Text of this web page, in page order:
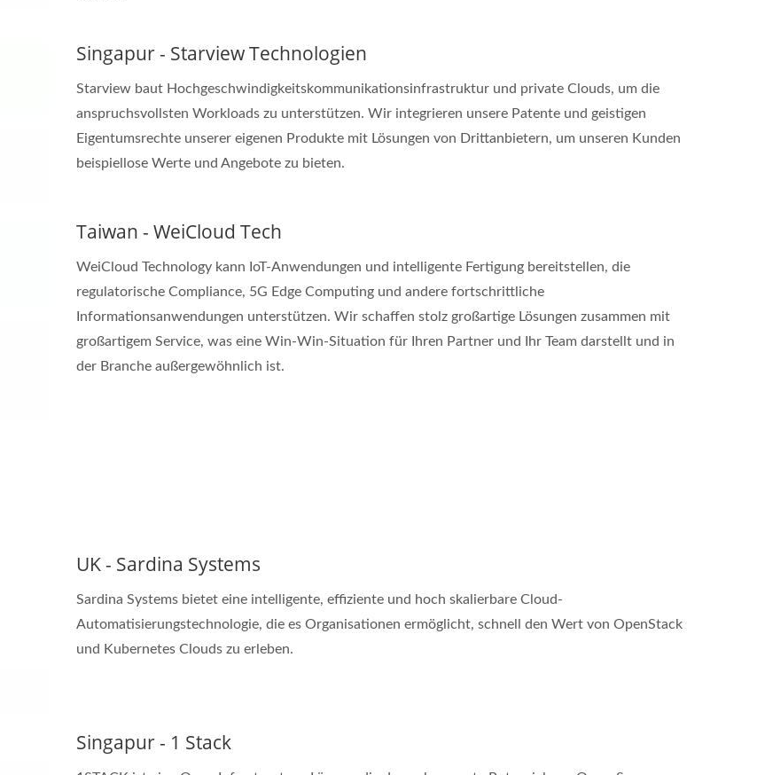
Singapur - Starview Technologien
Starview baut Hochgeschwindigkeitskommunikationsinfrastruktur und private Clouds, um die
anspruchsvollsten Workloads zu unterstützen. Wir integrieren unsere Patente und geistigen
Eigentumsrechte unserer eigenen Produkte mit Lösungen von Drittanbietern, um unseren Kunden
beispiellose Werte und Angebote zu bieten.
Taiwan - WeiCloud Tech
WeiCloud Technology kann IoT-Anwendungen und intelligente Fertigung bereitstellen, die
regulatorische Compliance, 5G Edge Computing und andere fortschrittliche
Informationsanwendungen unterstützen. Wir schaffen stolz großartige Lösungen zusammen mit
großartigem Service, was eine Win-Win-Situation für Ihren Partner und Ihr Team darstellt und in
der Branche außergewöhnlich ist.
UK - Sardina Systems
Sardina Systems bietet eine intelligente, effiziente und hoch skalierbare Cloud-
Automatisierungstechnologie, die es Organisationen ermöglicht, schnell den Wert von OpenStack
und Kubernetes Clouds zu erleben.
Singapur - 1 Stack